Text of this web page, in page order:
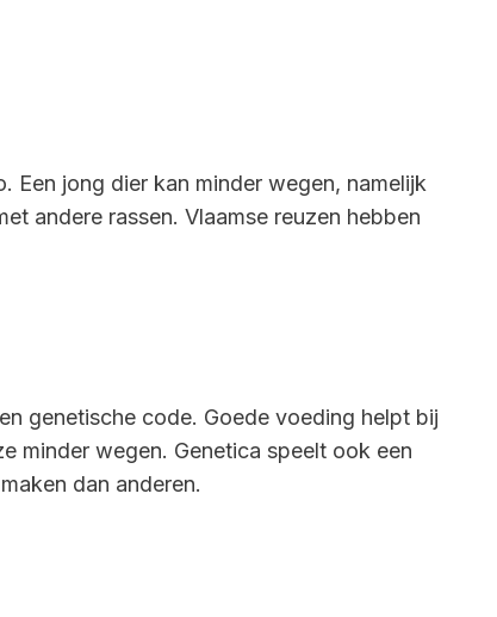
Een jong dier kan minder wegen, namelijk
andere rassen. Vlaamse reuzen hebben
genetische code. Goede voeding helpt bij
minder wegen. Genetica speelt ook een
dan anderen.